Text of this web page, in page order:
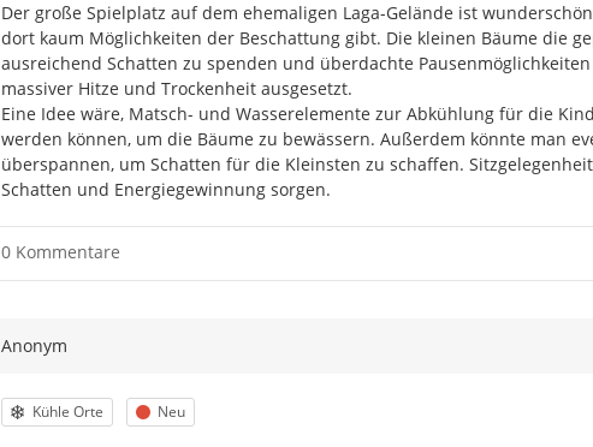
Der große Spielplatz auf dem ehemaligen Laga-Gelände ist
dort kaum Möglichkeiten der Beschattung gibt. Die kleinen Bäume die
ausreichend Schatten zu spenden und überdachte
massiver Hitze und Trockenheit ausgesetzt.
Eine Idee wäre, Matsch- und Wasserelemente zur Abkühlung für die
werden können, um die Bäume zu bewässern. Außerdem könnte man
überspannen, um Schatten für die Kleinsten zu schaffen.
Schatten und Energiegewinnung sorgen.
0 Kommentare
Anonym
Kategorie
Kühle Orte Status
Neu